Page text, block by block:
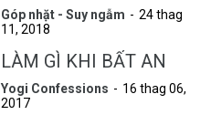
Góp nhặt - Suy ngẫm
24 thag
11, 2018
LÀM GÌ KHI BẤT AN
Yogi Confessions
16 thag 06,
2017